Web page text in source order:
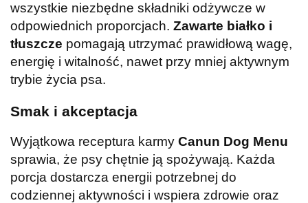
wszystkie niezbędne składniki odżywcze w
odpowiednich proporcjach. Zawarte białko i
tłuszcze pomagają utrzymać prawidłową wagę,
energię i witalność, nawet przy mniej aktywnym
trybie życia psa.
Smak i akceptacja
Wyjątkowa receptura karmy Canun Dog Menu
sprawia, że psy chętnie ją spożywają. Każda
porcja dostarcza energii potrzebnej do
codziennej aktywności i wspiera zdrowie oraz